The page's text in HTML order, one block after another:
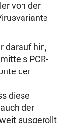
von der
darauf hin,
PCR-
der
diese
der
ausgerollt